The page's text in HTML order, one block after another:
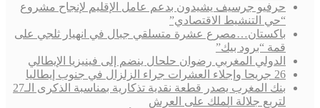
حرفيو جرسيف يشيدون بدعم عامل الإقليم لإنجاح مشروع
“حي التنشيط الاقتصادي”
باكستان…مصرع عشرة متسلقي جبال في انهيار ثلجي على
قمة “برود بيك”
الدولي المغربي رضوان حلحال ينضم إلى فينيزيا الإيطالي
26 جريحا وإجلاء العشرات جراء الزلزال في جنوب إيطاليا
بنك المغرب يصدر قطعة نقدية تذكارية بمناسبة الذكرى الـ27
لتربع جلالة الملك على العرش